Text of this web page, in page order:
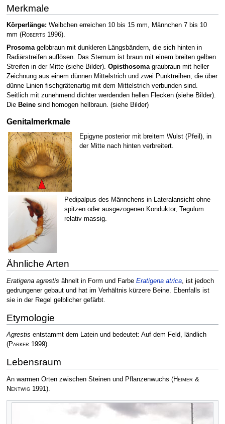
Merkmale
Körperlänge: Weibchen erreichen 10 bis 15 mm, Männchen 7 bis 10
mm (Roberts1996).
Prosomagelbbraun mit dunkleren Längsbändern, die sich hinten in
Radiärstreifen auflösen. Das Sternum ist braun mit einem breiten gelben
Streifen in der Mitte (siehe Bilder). Opisthosomagraubraun mit heller
Zeichnung aus einem dünnen Mittelstrich und zwei Punktreihen, die über
dünne Linien fischgrätenartig mit dem Mittelstrich verbunden sind.
Seitlich mit zunehmend dichter werdenden hellen Flecken (siehe Bilder).
Die Beinesind homogen hellbraun. (siehe Bilder)
Genitalmerkmale
Epigyne posterior mit breitem Wulst (Pfeil), in
der Mitte nach hinten verbreitert.
Pedipalpus des Männchens in Lateralansicht ohne
spitzen oder ausgezogenen Konduktor, Tegulum
relativ massig.
Ähnliche Arten
Eratigena agrestis ähnelt in Form und Farbe Eratigena atrica, ist jedoch
gedrungener gebaut und hat im Verhältnis kürzere Beine. Ebenfalls ist
sie in der Regel gelblicher gefärbt.
Etymologie
Agrestis entstammt dem Latein und bedeutet: Auf dem Feld, ländlich
(Parker 1999).
Lebensraum
An warmen Orten zwischen Steinen und Pflanzenwuchs (Heimer &
Nentwig1991).